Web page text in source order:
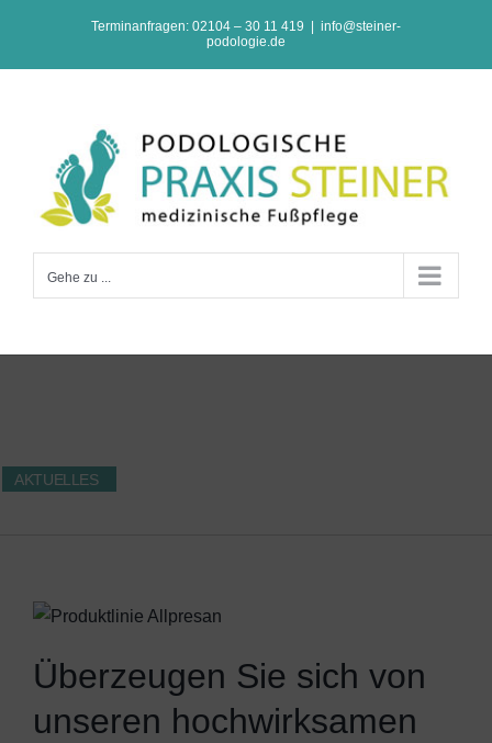
springen
Terminanfragen: 02104 – 30 11 419
info@steiner-
podologie.de
Gehe zu ...
AKTUELLES
Überzeugen Sie sich von
unseren hochwirksamen